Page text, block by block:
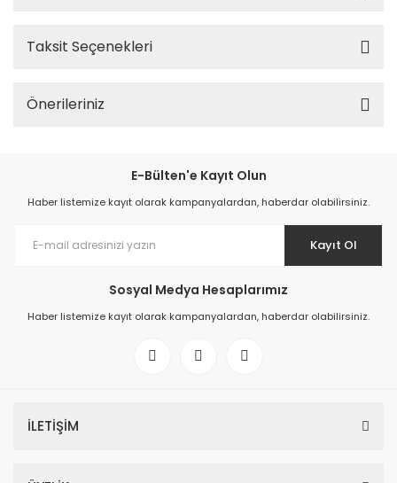
Taksit Seçenekleri
Önerileriniz
E-Bülten'e Kayıt Olun
Haber listemize kayıt olarak kampanyalardan, haberdar olabilirsiniz.
Kayıt Ol
Sosyal Medya Hesaplarımız
Haber listemize kayıt olarak kampanyalardan, haberdar olabilirsiniz.
İLETİŞİM